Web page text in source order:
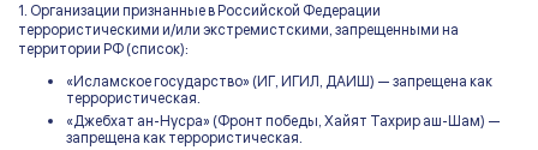
1. Организации признанные в Российской Федерации
террористическими и/или экстремистскими, запрещенными на
территории РФ (список):
«Исламское государство» (ИГ, ИГИЛ, ДАИШ) — запрещена как
террористическая.
«Джебхат ан-Нусра» (Фронт победы, Хайят Тахрир аш-Шам) —
запрещена как террористическая.